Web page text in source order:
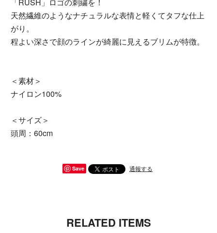
「RUSH」ロゴの刺繍を！
天然繊維のようなナチュラルな表情と軽くてタフな仕上
がり。
程よい深さで顔のラインが綺麗に見えるブリムが特徴。
＜素材＞
ナイロン100%
＜サイズ＞
頭周：60cm
Save 通報する
RELATED ITEMS